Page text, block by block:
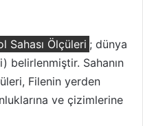
Sahası Ölçüleri ; dünya
belirlenmiştir. Sahanın
Filenin yerden
ve çizimlerine